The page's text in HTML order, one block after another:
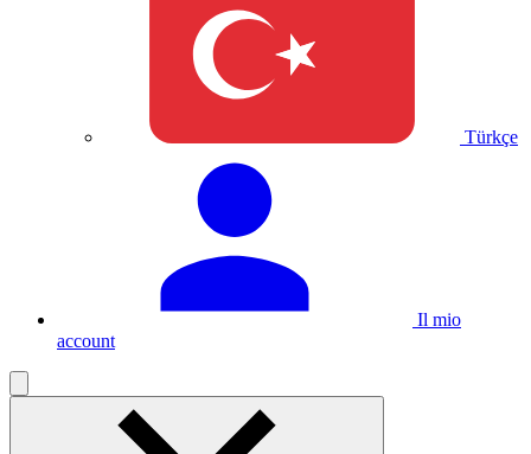
Türkçe
Il mio
account